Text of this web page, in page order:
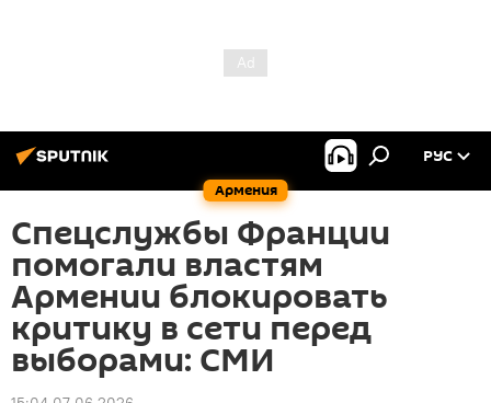
Армения
РУС
Спецслужбы Франции
помогали властям
Армении блокировать
критику в сети перед
выборами: СМИ